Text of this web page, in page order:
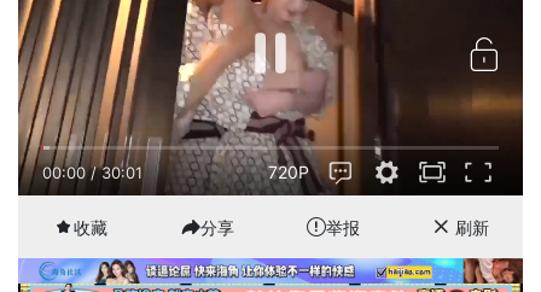
00:00/30:01 720P
收藏 分享 举报 刷新